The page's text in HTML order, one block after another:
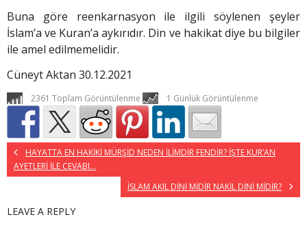
Buna göre reenkarnasyon ile ilgili söylenen şeyler
İslam’a ve Kuran’a aykırıdır. Din ve hakikat diye bu bilgiler
ile amel edilmemelidir.
Cüneyt Aktan 30.12.2021
2361 Toplam Görüntülenme 1 Günlük Görüntülenme
HAYATTA EN HAKİKİ MÜRŞİD NEDEN İLİMDİR FENDİR? İŞTE KUR’AN
AYETLERİ İLE CEVABI…
İSLAM AKIL DİNİ MİDİR NAKİL DİNİ MİDİR?
LEAVE A REPLY